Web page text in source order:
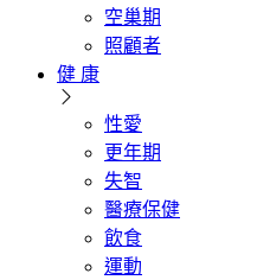
空巢期
照顧者
健 康
性愛
更年期
失智
醫療保健
飲食
運動